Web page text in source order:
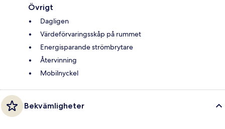
Övrigt
Dagligen
Värdeförvaringsskåp på rummet
Energisparande strömbrytare
Återvinning
Mobilnyckel
Bekvämligheter